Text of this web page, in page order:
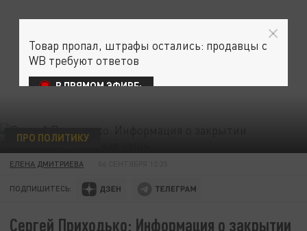
ПРО ПОЛИТИКУ
ЕЛЕНА ДМИТРИЕВА
ПОДПИШИТЕСЬ:
Сергей Приходько: Информация о закрытии
Товар пропал, штрафы остались: продавцы с
WB требуют ответов
В ПРЯМОМ ЭФИРЕ: